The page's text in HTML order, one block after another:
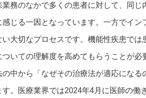
務のなかで多くの患者に対して、同じ
じる一因となっています。一方でイ
大切なプロセスです。機能性疾患では
いての理解度を高めてもらうことが
中から「なぜその治療法が適応になる
。医療業界では2024年4月に医師の働